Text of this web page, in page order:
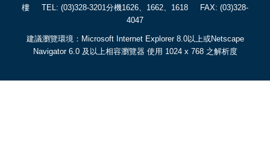
樓
TEL: (03)328-3201分機1626、1662、1618 FAX: (03)328-
4047
建議瀏覽環境：Microsoft Internet Explorer 8.0以上或Netscape
Navigator 6.0 及以上相容瀏覽器 使用 1024 x 768 之解析度